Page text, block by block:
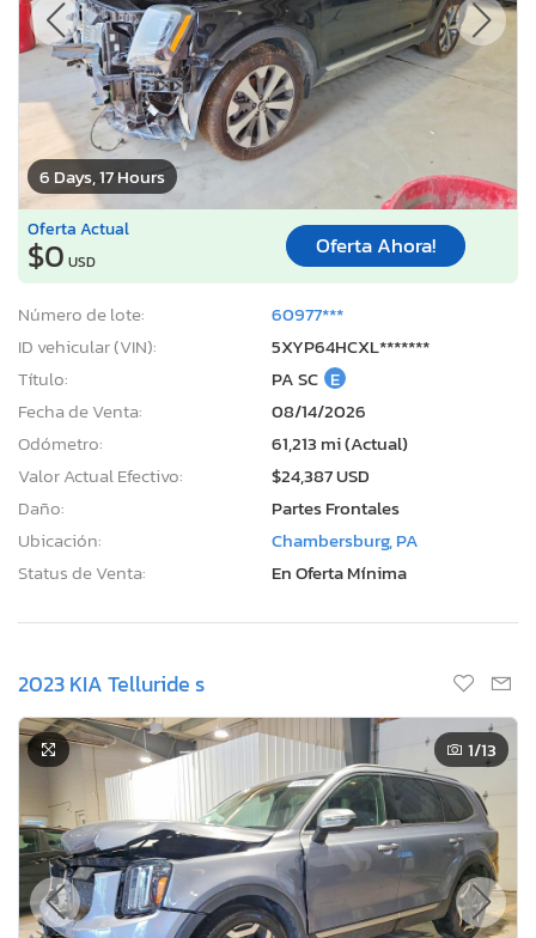
6 Days, 17 Hours
Oferta Actual
$0 USD
Oferta Ahora!
Número de lote:
60977***
ID vehicular (VIN):
5XYP64HCXL*******
Título:
PA SC E
Fecha de Venta:
08/14/2026
Odómetro:
61,213 mi (Actual)
Valor Actual Efectivo:
$24,387 USD
Daño:
Partes Frontales
Ubicación:
Chambersburg, PA
Status de Venta:
En Oferta Mínima
2023 KIA Telluride s
1/13